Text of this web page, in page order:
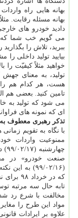
بهانه هایی راه
بهانه مسئله رقابت.
دادید خودرو های
می گویم خب شما که
ببرید، تلاش را
بیایید تولید داخلی
خواهید مثلاً کیفیّت
تولید، به معنای
هست، هر کدام هم راه
تامین کنید. بعضی هم
می شود که تولید به
ای که نمونه های
تذکر رهبری معطوف به
با نگاه به تقویم
ممنوعیت واردات
صنعت خودرو» در
(۹۹/۰۲/۱۶) به
که در
تابه حال سه مرتبه
مخالفت با شرع رد
مواد این طرح را
علاوه بر ایرادات